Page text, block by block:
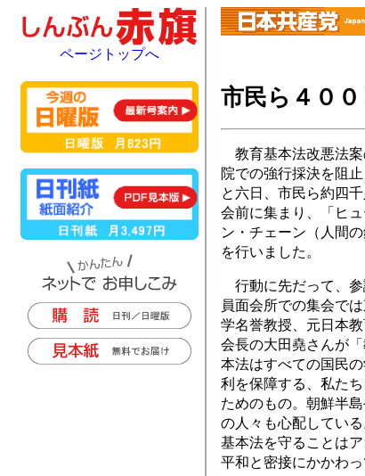
市民ら４０
教育基本法改悪法案
院での強行採決を阻止
と六日、市民ら約四
会前に集まり、「ヒ
ン・チェーン（人間の
を行いました。
行動に先だって、参
員面会所での集会で
学名誉教授、元日本
会長の大田堯さんが
本法はすべての国民
利を保障する、私た
ためのもの。朝鮮半
の人々も心配してい
基本法を守ることは
平和と密接にかかわ
ページトップへ